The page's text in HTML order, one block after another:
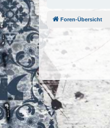
Foren-Übersicht